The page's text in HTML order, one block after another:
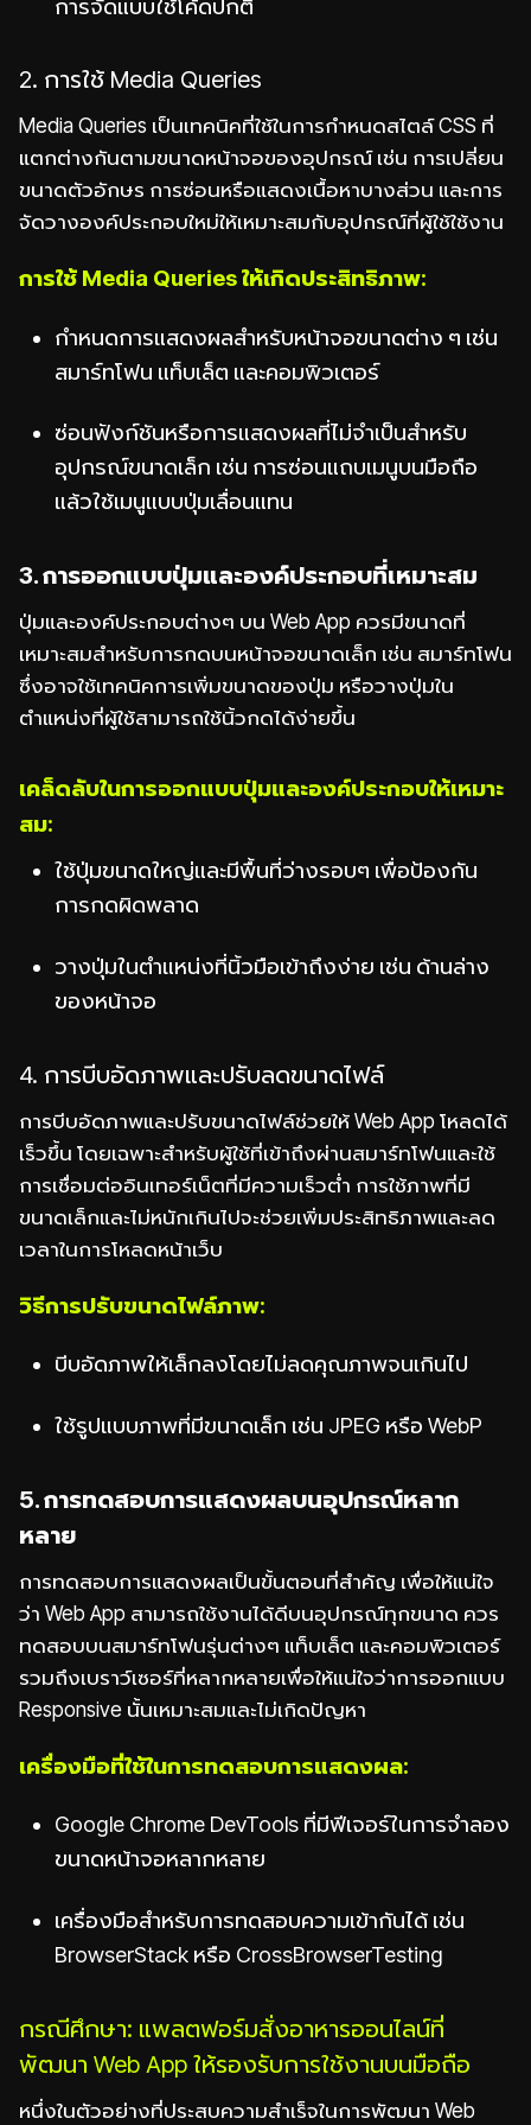
การจัดแบบใช้โค้ดปกติ
2. การใช้ Media Queries
Media Queries เป็นเทคนิคที่ใช้ในการกำหนดสไตล์ CSS ที่
แตกต่างกันตามขนาดหน้าจอของอุปกรณ์ เช่น การเปลี่ยน
ขนาดตัวอักษร การซ่อนหรือแสดงเนื้อหาบางส่วน และการ
จัดวางองค์ประกอบใหม่ให้เหมาะสมกับอุปกรณ์ที่ผู้ใช้ใช้งาน
การใช้ Media Queries ให้เกิดประสิทธิภาพ:
กำหนดการแสดงผลสำหรับหน้าจอขนาดต่าง ๆ เช่น
สมาร์ทโฟน แท็บเล็ต และคอมพิวเตอร์
ซ่อนฟังก์ชันหรือการแสดงผลที่ไม่จำเป็นสำหรับ
อุปกรณ์ขนาดเล็ก เช่น การซ่อนแถบเมนูบนมือถือ
แล้วใช้เมนูแบบปุ่มเลื่อนแทน
3. การออกแบบปุ่มและองค์ประกอบที่เหมาะสม
ปุ่มและองค์ประกอบต่างๆ บน Web App ควรมีขนาดที่
เหมาะสมสำหรับการกดบนหน้าจอขนาดเล็ก เช่น สมาร์ทโฟน
ซึ่งอาจใช้เทคนิคการเพิ่มขนาดของปุ่ม หรือวางปุ่มใน
ตำแหน่งที่ผู้ใช้สามารถใช้นิ้วกดได้ง่ายขึ้น
เคล็ดลับในการออกแบบปุ่มและองค์ประกอบให้เหมาะ
สม:
ใช้ปุ่มขนาดใหญ่และมีพื้นที่ว่างรอบๆ เพื่อป้องกัน
การกดผิดพลาด
วางปุ่มในตำแหน่งที่นิ้วมือเข้าถึงง่าย เช่น ด้านล่าง
ของหน้าจอ
4. การบีบอัดภาพและปรับลดขนาดไฟล์
การบีบอัดภาพและปรับขนาดไฟล์ช่วยให้ Web App โหลดได้
เร็วขึ้น โดยเฉพาะสำหรับผู้ใช้ที่เข้าถึงผ่านสมาร์ทโฟนและใช้
การเชื่อมต่ออินเทอร์เน็ตที่มีความเร็วต่ำ การใช้ภาพที่มี
ขนาดเล็กและไม่หนักเกินไปจะช่วยเพิ่มประสิทธิภาพและลด
เวลาในการโหลดหน้าเว็บ
วิธีการปรับขนาดไฟล์ภาพ:
บีบอัดภาพให้เล็กลงโดยไม่ลดคุณภาพจนเกินไป
ใช้รูปแบบภาพที่มีขนาดเล็ก เช่น JPEG หรือ WebP
5. การทดสอบการแสดงผลบนอุปกรณ์หลาก
หลาย
การทดสอบการแสดงผลเป็นขั้นตอนที่สำคัญ เพื่อให้แน่ใจ
ว่า Web App สามารถใช้งานได้ดีบนอุปกรณ์ทุกขนาด ควร
ทดสอบบนสมาร์ทโฟนรุ่นต่างๆ แท็บเล็ต และคอมพิวเตอร์
รวมถึงเบราว์เซอร์ที่หลากหลายเพื่อให้แน่ใจว่าการออกแบบ
Responsive นั้นเหมาะสมและไม่เกิดปัญหา
เครื่องมือที่ใช้ในการทดสอบการแสดงผล:
Google Chrome DevTools ที่มีฟีเจอร์ในการจำลอง
ขนาดหน้าจอหลากหลาย
เครื่องมือสำหรับการทดสอบความเข้ากันได้ เช่น
BrowserStack หรือ CrossBrowserTesting
กรณีศึกษา: แพลตฟอร์มสั่งอาหารออนไลน์ที่
พัฒนา Web App ให้รองรับการใช้งานบนมือถือ
หนึ่งในตัวอย่างที่ประสบความสำเร็จในการพัฒนา Web